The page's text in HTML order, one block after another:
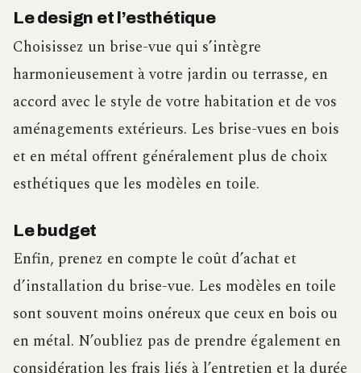
Le design et l’esthétique
Choisissez un brise-vue qui s’intègre
harmonieusement à votre jardin ou terrasse, en
accord avec le style de votre habitation et de vos
aménagements extérieurs. Les brise-vues en bois
et en métal offrent généralement plus de choix
esthétiques que les modèles en toile.
Le budget
Enfin, prenez en compte le coût d’achat et
d’installation du brise-vue. Les modèles en toile
sont souvent moins onéreux que ceux en bois ou
en métal. N’oubliez pas de prendre également en